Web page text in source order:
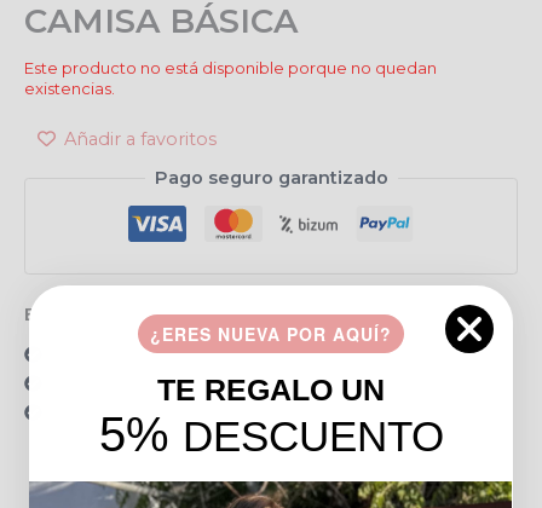
CAMISA BÁSICA
Este producto no está disponible porque no quedan
existencias.
Añadir a favoritos
Pago seguro garantizado
Envío gratis en pedidos de más de 49 €
15 días para realizar devoluciones
Resolvemos tus dudas por llamada o WhatsApp
¿ERES NUEVA POR AQUÍ?
TE REGALO UN
5% DESCUENTO